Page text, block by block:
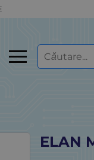
ELAN